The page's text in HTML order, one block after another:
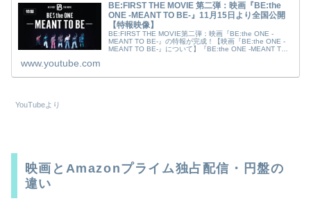
BE:FIRST THE MOVIE 第二弾：映画『BE:the
ONE -MEANT TO BE-』11月15日より全国公開
【特報映像】
BE:FIRST THE MOVIE第二弾：映画『BE:the ONE -
MEANT TO BE-』の特報が完成！【映画『BE:the ONE -
MEANT TO BE-』について】『BE:the ONE -MEANT TO
www.youtube.com
YouTubeより
映画とAmazonプライム独占配信・円盤の
違い